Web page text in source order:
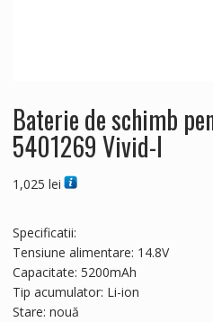
Baterie de schimb
5401269 Vivid-I
1,025 lei
Specificatii:
Tensiune alimentare: 14.8V
Capacitate: 5200mAh
Tip acumulator: Li-ion
Stare: nouă